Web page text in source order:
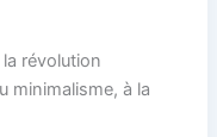
la révolution
minimalisme, à la